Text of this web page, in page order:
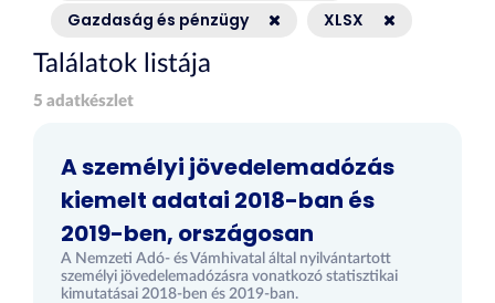
Gazdaság és pénzügy
XLSX
Találatok listája
5 adatkészlet
A személyi jövedelemadózás
kiemelt adatai 2018-ban és
2019-ben, országosan
A Nemzeti Adó- és Vámhivatal által nyilvántartott
személyi jövedelemadózásra vonatkozó statisztikai
kimutatásai 2018-ben és 2019-ban.